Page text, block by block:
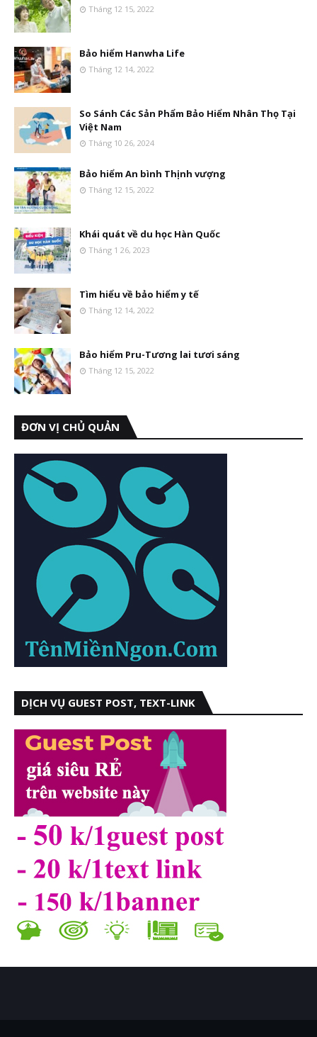
Tháng 12 15, 2022
Bảo hiểm Hanwha Life
Tháng 12 14, 2022
So Sánh Các Sản Phẩm Bảo Hiểm Nhân Thọ Tại
Việt Nam
Tháng 10 26, 2024
Bảo hiểm An bình Thịnh vượng
Tháng 12 15, 2022
Khái quát về du học Hàn Quốc
Tháng 1 26, 2023
Tìm hiểu về bảo hiểm y tế
Tháng 12 14, 2022
Bảo hiểm Pru-Tương lai tươi sáng
Tháng 12 15, 2022
ĐƠN VỊ CHỦ QUẢN
DỊCH VỤ GUEST POST, TEXT-LINK